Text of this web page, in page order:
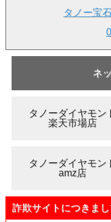
送致
>>
品番
41916
カラット
2.19ct
Color
Distribution (色
Even (
カット
ド・
タノー宝
ネ
タノーダイヤモン
楽天市場店
タノーダイヤモン
amz店
詐欺サイトにつきまし